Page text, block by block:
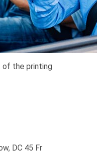
of the printing
DC 45 Fr